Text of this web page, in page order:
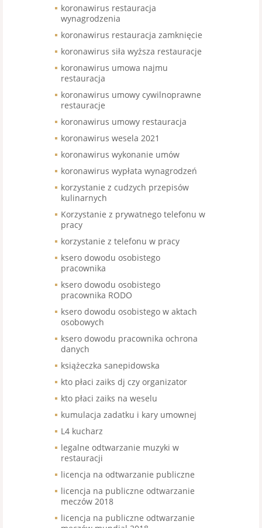
koronawirus restauracja
wynagrodzenia
koronawirus restauracja zamknięcie
koronawirus siła wyższa restauracje
koronawirus umowa najmu
restauracja
koronawirus umowy cywilnoprawne
restauracje
koronawirus umowy restauracja
koronawirus wesela 2021
koronawirus wykonanie umów
koronawirus wypłata wynagrodzeń
korzystanie z cudzych przepisów
kulinarnych
Korzystanie z prywatnego telefonu w
pracy
korzystanie z telefonu w pracy
ksero dowodu osobistego
pracownika
ksero dowodu osobistego
pracownika RODO
ksero dowodu osobistego w aktach
osobowych
ksero dowodu pracownika ochrona
danych
książeczka sanepidowska
kto płaci zaiks dj czy organizator
kto płaci zaiks na weselu
kumulacja zadatku i kary umownej
L4 kucharz
legalne odtwarzanie muzyki w
restauracji
licencja na odtwarzanie publiczne
licencja na publiczne odtwarzanie
meczów 2018
licencja na publiczne odtwarzanie